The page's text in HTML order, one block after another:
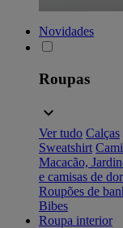
Novidades
Roupas
Ver tudo Calças
Sweatshirt
Macacão,
e camisas de
Roupões de
Bibes
Roupa interior